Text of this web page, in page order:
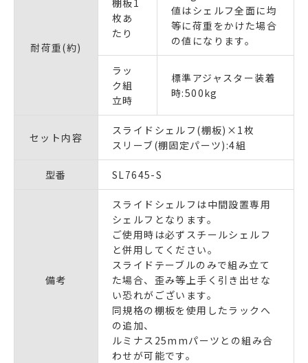
耐荷重(約)
枚あ
たり
値はシェルフ全面に均
等に荷重をかけた場合
の値になります。
ラッ
ク組
立時
標準アジャスター装着
時:500kg
セット内容
スライドシェルフ(棚板)×1枚
スリーブ(棚固定パーツ):4組
型番 SL7645-S
備考
スライドシェルフは中間設置専用
シェルフとなります。
ご使用時は必ずスチールシェルフ
と併用してください。
スライドテーブルのみで組み立て
た場合、歪み等上手く引き出せな
い恐れがございます。
同規格の棚板を使用したラックへ
の追加、
ルミナス25mmパーツとの組み合
わせが可能です。